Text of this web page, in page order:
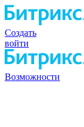
Создать
войти
Возможности